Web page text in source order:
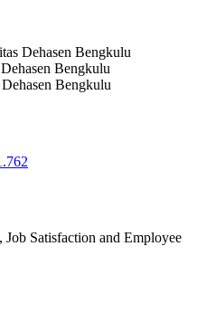
Dehasen Bengkulu
Bengkulu
Bengkulu
Satisfaction and Employee